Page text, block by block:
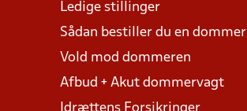
Ledige stillinger
Sådan bestiller du en dommer
Vold mod dommeren
Afbud + Akut dommervagt
Idrættens Forsikringer